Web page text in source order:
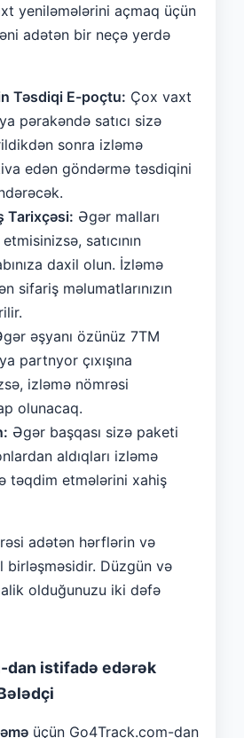
yeniləmələrini açmaq üçün
adətən bir neçə yerdə
Təsdiqi E-poçtu: Çox vaxt
pərakəndə satıcı sizə
sonra izləmə
edən göndərmə təsdiqini
Tarixçəsi: Əgər malları
satıcının
daxil olun. İzləmə
sifariş məlumatlarınızın
əşyanı özünüz 7TM
partnyor çıxışına
izləmə nömrəsi
olunacaq.
Əgər başqası sizə paketi
aldıqları izləmə
təqdim etmələrini xahiş
adətən hərflərin və
birləşməsidir. Düzgün və
olduğunuzu iki dəfə
dan istifadə edərək
üçün Go4Track.com-dan